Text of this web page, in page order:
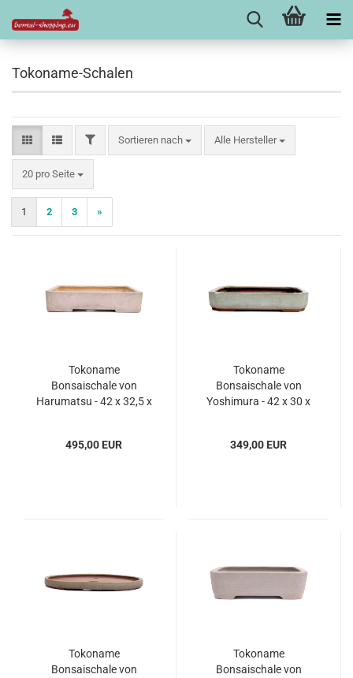
Tokoname-Schalen
FILTERSortieren nach
Sortieren nach Alle Hersteller
20 pro Seite
pro Seite
1 2 3 »
Tokoname
Bonsaischale von
Harumatsu - 42 x 32,5 x
495,00 EUR
Tokoname
Bonsaischale von
Yoshimura - 42 x 30 x
349,00 EUR
Tokoname
Bonsaischale von
Tokoname
Bonsaischale von